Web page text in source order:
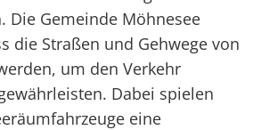
Die Gemeinde Möhnesee
die Straßen und Gehwege von
um den Verkehr
Dabei spielen
eine